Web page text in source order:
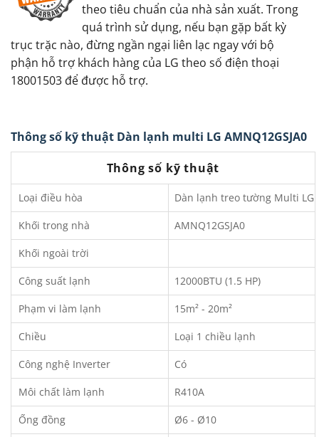
theo tiêu chuẩn của nhà sản xuất. Trong
quá trình sử dụng, nếu bạn gặp bất kỳ
trục trặc nào, đừng ngần ngại liên lạc ngay với bộ
phận hỗ trợ khách hàng của LG theo số điện thoại
18001503 để được hỗ trợ.
Thông số kỹ thuật Dàn lạnh multi LG AMNQ12GSJA0
Thông số kỹ thuật
Loại điều hòa Dàn lạnh treo tường Multi LG
Khối trong nhà AMNQ12GSJA0
Khối ngoài trời
Công suất lạnh 12000BTU (1.5 HP)
Phạm vi làm lạnh 15m² - 20m²
Chiều Loại 1 chiều lạnh
Công nghệ Inverter Có
Môi chất làm lạnh R410A
Ống đồng Ø6 - Ø10